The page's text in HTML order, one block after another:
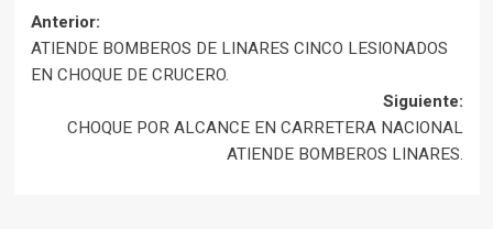
Navegación
de
entradas
Anterior:
ATIENDE BOMBEROS DE LINARES CINCO LESIONADOS
EN CHOQUE DE CRUCERO.
Siguiente:
CHOQUE POR ALCANCE EN CARRETERA NACIONAL
ATIENDE BOMBEROS LINARES.